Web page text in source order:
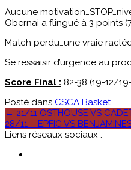
Aucune
Obernai a flingué à 3 points
Match perdu…une vraie
Se ressaisir d’urgence au
Score Final : 82-38 (19-12/
Posté dans CSCA Basket
Poste
navigation
← 21/11 OSTHOUSE VS
28/11 – EPFIG VS
Liens réseaux sociaux :